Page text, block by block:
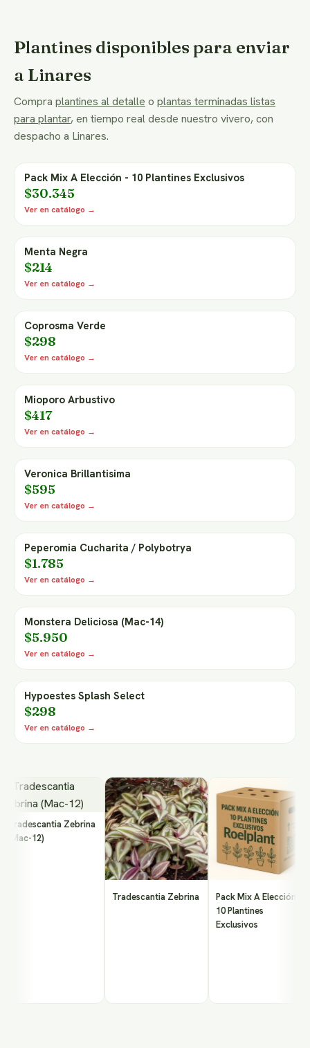
Plantines disponibles para enviar
a Linares
Compra plantines al detalle o plantas terminadas listas
para plantar, en tiempo real desde nuestro vivero, con
despacho a Linares.
Pack Mix A Elección - 10 Plantines Exclusivos
$30.345
Ver en catálogo →
Menta Negra
$214
Ver en catálogo →
Coprosma Verde
$298
Ver en catálogo →
Mioporo Arbustivo
$417
Ver en catálogo →
Veronica Brillantisima
$595
Ver en catálogo →
Peperomia Cucharita / Polybotrya
$1.785
Ver en catálogo →
Monstera Deliciosa (Mac-14)
$5.950
Ver en catálogo →
Hypoestes Splash Select
$298
Ver en catálogo →
Zebrina
12)
Tradescantia Zebrina
Pack Mix A Elección -
10 Plantines
Exclusivos